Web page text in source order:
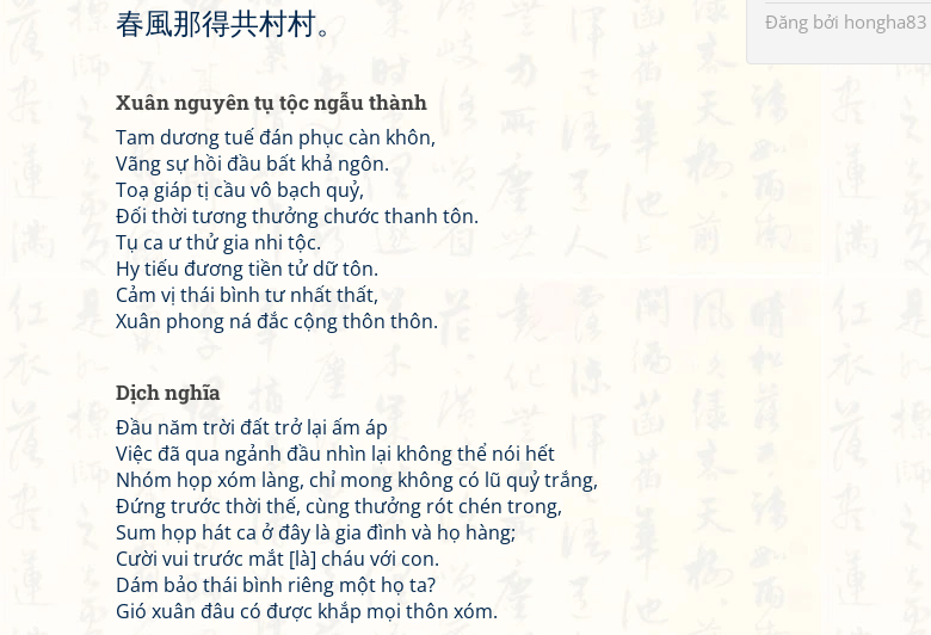
Đăng bởi hongha83
春風那得共村村。
Xuân nguyên tụ tộc ngẫu thành
Tam dương tuế đán phục càn khôn,
Vãng sự hồi đầu bất khả ngôn.
Toạ giáp tị cầu vô bạch quỷ,
Đối thời tương thưởng chước thanh tôn.
Tụ ca ư thử gia nhi tộc.
Hy tiếu đương tiền tử dữ tôn.
Cảm vị thái bình tư nhất thất,
Xuân phong ná đắc cộng thôn thôn.
Dịch nghĩa
Đầu năm trời đất trở lại ấm áp
Việc đã qua ngảnh đầu nhìn lại không thể nói hết
Nhóm họp xóm làng, chỉ mong không có lũ quỷ trắng,
Đứng trước thời thế, cùng thưởng rót chén trong,
Sum họp hát ca ở đây là gia đình và họ hàng;
Cười vui trước mắt [là] cháu với con.
Dám bảo thái bình riêng một họ ta?
Gió xuân đâu có được khắp mọi thôn xóm.